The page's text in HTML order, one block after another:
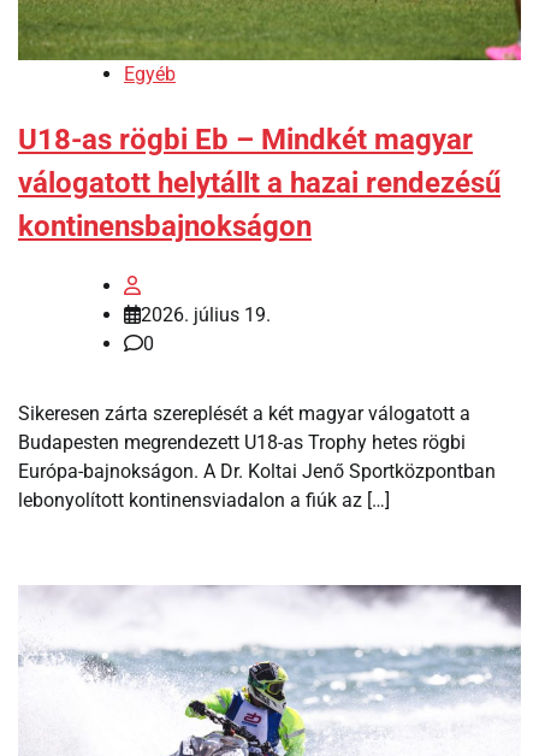
Egyéb
U18-as rögbi Eb – Mindkét magyar
válogatott helytállt a hazai rendezésű
kontinensbajnokságon
2026. július 19.
0
Sikeresen zárta szereplését a két magyar válogatott a
Budapesten megrendezett U18-as Trophy hetes rögbi
Európa-bajnokságon. A Dr. Koltai Jenő Sportközpontban
lebonyolított kontinensviadalon a fiúk az […]